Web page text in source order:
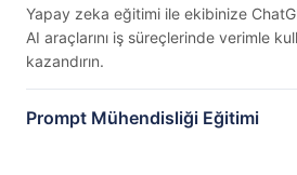
Yapay zeka eğitimi ile ekibinize
AI araçlarını iş süreçlerinde verimle
kazandırın.
Prompt Mühendisliği Eğitimi